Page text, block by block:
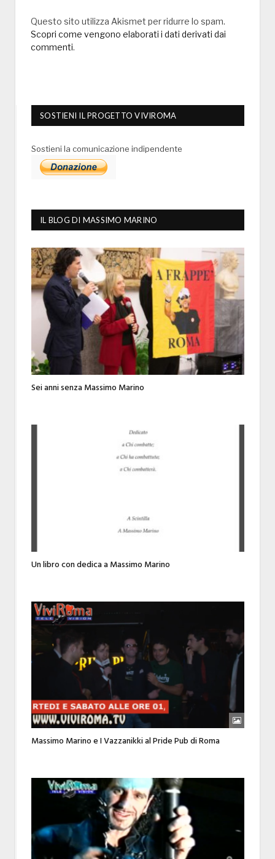
Questo sito utilizza Akismet per ridurre lo spam.
Scopri come vengono elaborati i dati derivati dai
commenti.
SOSTIENI IL PROGETTO VIVIROMA
Sostieni la comunicazione indipendente
IL BLOG DI MASSIMO MARINO
Sei anni senza Massimo Marino
Un libro con dedica a Massimo Marino
Massimo Marino e I Vazzanikki al Pride Pub di Roma